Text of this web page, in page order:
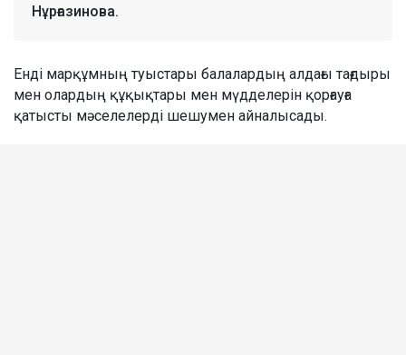
Нұрғазинова.
Енді марқұмның туыстары балалардың алдағы тағдыры
мен олардың құқықтары мен мүдделерін қорғауға
қатысты мәселелерді шешумен айналысады.